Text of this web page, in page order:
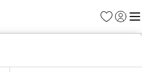
Favoritos
Iniciar